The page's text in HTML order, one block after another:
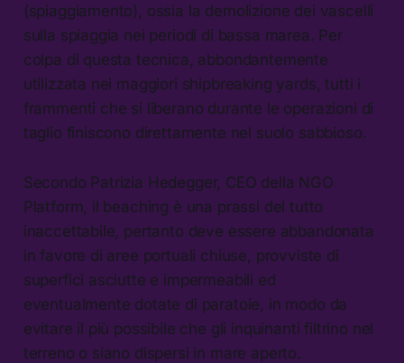
(spiaggiamento), ossia la demolizione dei vascelli
sulla spiaggia nei periodi di bassa marea. Per
colpa di questa tecnica, abbondantemente
utilizzata nei maggiori shipbreaking yards, tutti i
frammenti che si liberano durante le operazioni di
taglio finiscono direttamente nel suolo sabbioso.
Secondo Patrizia Hedegger, CEO della NGO
Platform, il beaching è una prassi del tutto
inaccettabile, pertanto deve essere abbandonata
in favore di aree portuali chiuse, provviste di
superfici asciutte e impermeabili ed
eventualmente dotate di paratoie, in modo da
evitare il più possibile che gli inquinanti filtrino nel
terreno o siano dispersi in mare aperto.